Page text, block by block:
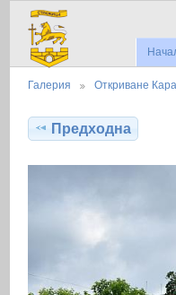
Галерия Откриване
Предходна